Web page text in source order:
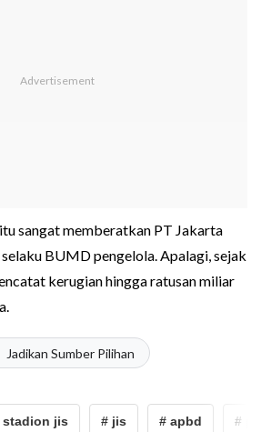
sangat memberatkan PT Jakarta
BUMD pengelola. Apalagi, sejak
kerugian hingga ratusan miliar
Jadikan Sumber Pilihan
jis # jis # apbd #